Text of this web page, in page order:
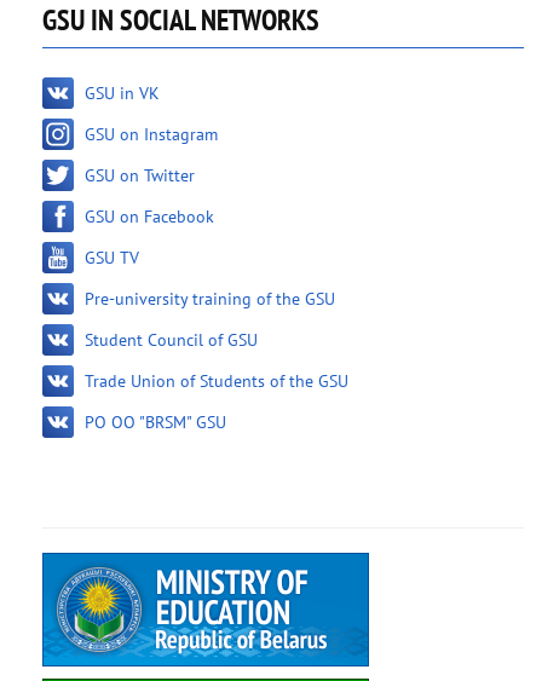
GSU IN SOCIAL NETWORKS
GSU in VK
GSU on Instagram
GSU on Twitter
GSU on Facebook
GSU TV
Pre-university training of the GSU
Student Council of GSU
Trade Union of Students of the GSU
PO OO "BRSM" GSU